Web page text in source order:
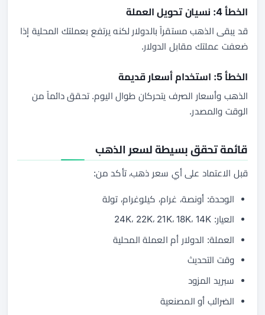
الخطأ 4: نسيان تحويل العملة
قد يبقى الذهب مستقراً بالدولار لكنه يرتفع بعملتك المحلية إذا
ضعفت عملتك مقابل الدولار.
الخطأ 5: استخدام أسعار قديمة
الذهب وأسعار الصرف يتحركان طوال اليوم. تحقق دائماً من
الوقت والمصدر.
قائمة تحقق بسيطة لسعر الذهب
قبل الاعتماد على أي سعر ذهب، تأكد من:
الوحدة: أونصة، غرام، كيلوغرام، تولة
العيار: 24K، 22K، 21K، 18K، 14K
العملة: الدولار أم العملة المحلية
وقت التحديث
سبريد المزود
الضرائب أو المصنعية